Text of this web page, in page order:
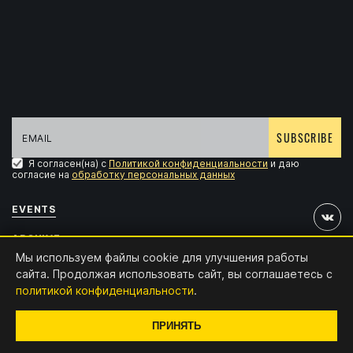
Мы используем файлы cookie для улучшения работы
сайта. Продолжая использовать сайт, вы соглашаетесь с
политикой конфиденциальности.
ПРИНЯТЬ
SUBSCRIBE
Я согласен(на) с Политикой конфиденциальности и даю
согласие на обработку персональных данных
EVENTS
ARCHIVE
ACCREDITATION
CONTACTS
x4.digital